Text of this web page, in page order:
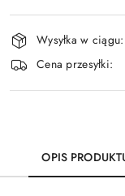
Dostępność
i
dostawa
Wysyłka w ciągu:
Cena przesyłki:
OPIS